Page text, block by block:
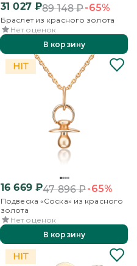
31 027₽89 148₽-65%
Браслет из красного золота
Нет оценок
В корзину
16 669₽47 896₽-65%
Подвеска «Соска» из красного
золота
Нет оценок
В корзину